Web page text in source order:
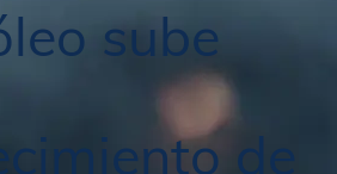
sube
de